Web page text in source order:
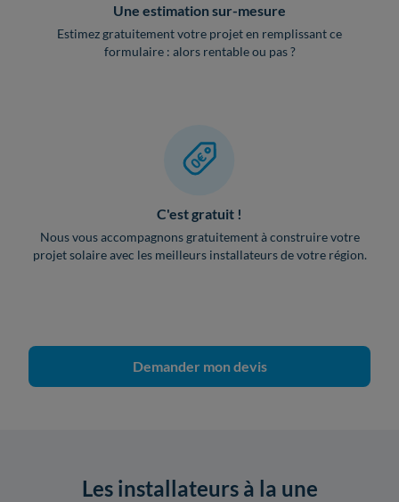
Une estimation sur-mesure
Estimez gratuitement votre projet en remplissant ce
formulaire : alors rentable ou pas ?
C'est gratuit !
Nous vous accompagnons gratuitement à construire votre
projet solaire avec les meilleurs installateurs de votre région.
Demander mon devis
Les installateurs à la une